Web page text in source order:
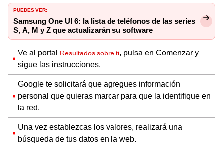
PUEDES VER:
Samsung One UI 6: la lista de teléfonos de las series
S, A, M y Z que actualizarán su software
Ve al portal Resultados sobre ti, pulsa en Comenzar y
sigue las instrucciones.
Google te solicitará que agregues información
personal que quieras marcar para que la identifique en
la red.
Una vez establezcas los valores, realizará una
búsqueda de tus datos en la web.